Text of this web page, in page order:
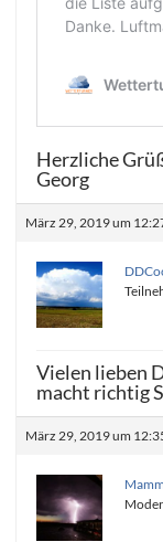
Herzliche
Georg
März 29, 2019 um
Vielen lieben
macht richtig
März 29, 2019 um